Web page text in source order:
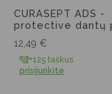
CURASEPT ADS -
protective dantų
12,49 €
+125 taškus
prisijunkite